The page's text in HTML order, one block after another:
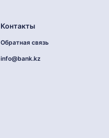
Контакты
Обратная связь
info@bank.kz